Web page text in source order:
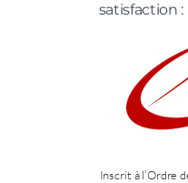
satisfaction :
Inscrit à l’Ordre